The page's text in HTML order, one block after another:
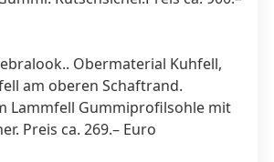
Obermaterial Kuhfell,
am oberen Schaftrand.
Lammfell Gummiprofilsohle mit
Preis ca. 269.– Euro